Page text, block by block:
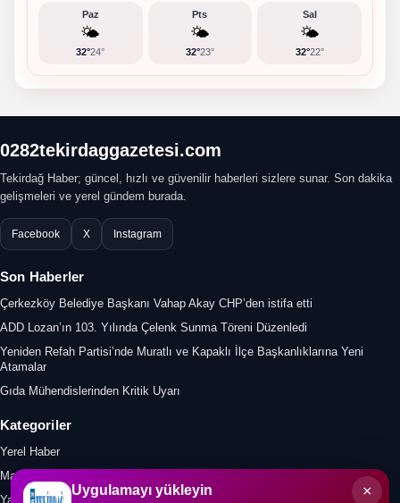
Paz
🌤️
32°24°
Pts
🌤️
32°23°
Sal
🌤️
32°22°
0282tekirdaggazetesi.com
Tekirdağ Haber; güncel, hızlı ve güvenilir haberleri sizlere sunar. Son dakika
gelişmeleri ve yerel gündem burada.
Facebook X Instagram
Son Haberler
Çerkezköy Belediye Başkanı Vahap Akay CHP’den istifa etti
ADD Lozan’ın 103. Yılında Çelenk Sunma Töreni Düzenledi
Yeniden Refah Partisi’nde Muratlı ve Kapaklı İlçe Başkanlıklarına Yeni
Atamalar
Gıda Mühendislerinden Kritik Uyarı
Kategoriler
Yerel Haber
Manşet
Yazar
×
Uygulamayı yükleyin